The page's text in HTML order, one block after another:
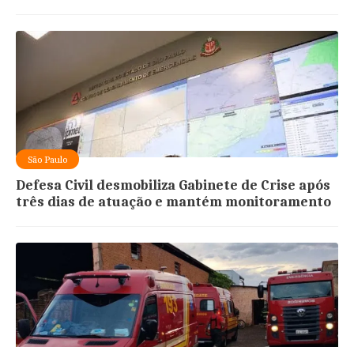
São Paulo
Defesa Civil desmobiliza Gabinete de Crise após
três dias de atuação e mantém monitoramento